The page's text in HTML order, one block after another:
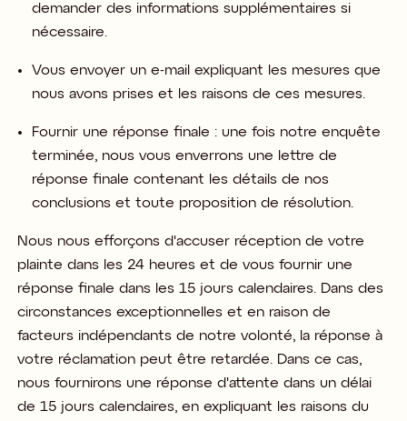
demander des informations supplémentaires si
nécessaire.​
Vous envoyer un e-mail expliquant les mesures que
nous avons prises et les raisons de ces mesures.​
Fournir une réponse finale : une fois notre enquête
terminée, nous vous enverrons une lettre de
réponse finale contenant les détails de nos
conclusions et toute proposition de résolution.​
Nous nous efforçons d'accuser réception de votre
plainte dans les 24 heures et de vous fournir une
réponse finale dans les 15 jours calendaires. Dans des
circonstances exceptionnelles et en raison de
facteurs indépendants de notre volonté, la réponse à
votre réclamation peut être retardée. Dans ce cas,
nous fournirons une réponse d'attente dans un délai
de 15 jours calendaires, en expliquant les raisons du